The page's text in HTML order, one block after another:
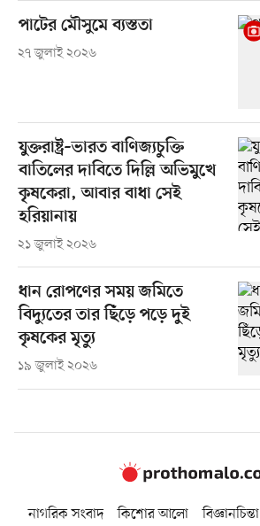
পাটের মৌসুমে ব্যস্ততা
২৭ জুলাই ২০২৬
যুক্তরাষ্ট্র–ভারত বাণিজ্যচুক্তি
বাতিলের দাবিতে দিল্লি অভিমুখে
কৃষকেরা, আবার বাধা সেই
হরিয়ানায়
২১ জুলাই ২০২৬
ধান রোপণের সময় জমিতে
বিদ্যুতের তার ছিঁড়ে পড়ে দুই
কৃষকের মৃত্যু
১৯ জুলাই ২০২৬
নাগরিক সংবাদ কিশোর আলো বিজ্ঞানচিন্তা